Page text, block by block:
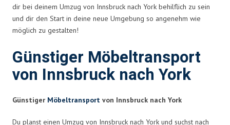
dir bei deinem Umzug von Innsbruck nach York behilflich zu sein
und dir den Start in deine neue Umgebung so angenehm wie
möglich zu gestalten!
Günstiger Möbeltransport
von Innsbruck nach York
Günstiger Möbeltransport von Innsbruck nach York
Du planst einen Umzug von Innsbruck nach York und suchst nach